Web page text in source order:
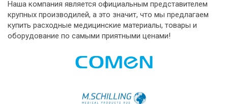
Наша компания является официальным представителем
крупных производилей, а это значит, что мы предлагаем
купить расходные медицинские материалы, товары и
оборудование по самыми приятными ценами!